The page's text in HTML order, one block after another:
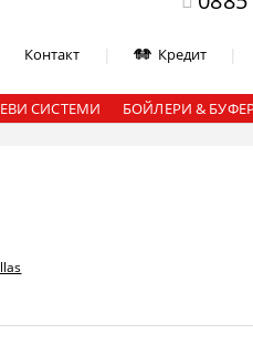
Контакт Кредит
СИСТЕМИ БОЙЛЕРИ &